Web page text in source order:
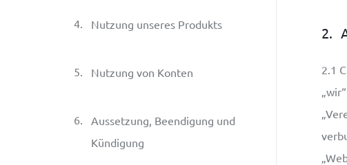
4. Nutzung unseres Produkts
5. Nutzung von Konten
6.
Aussetzung, Beendigung und
Kündigung
2.
2.1